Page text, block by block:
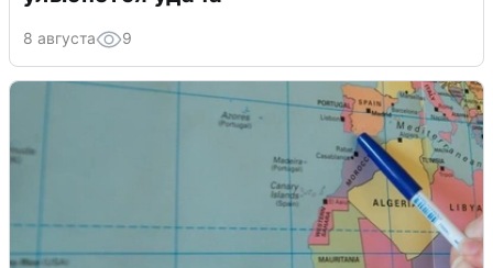
8 августа 9